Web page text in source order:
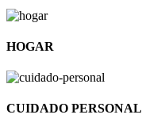
HOGAR
CUIDADO PERSONAL